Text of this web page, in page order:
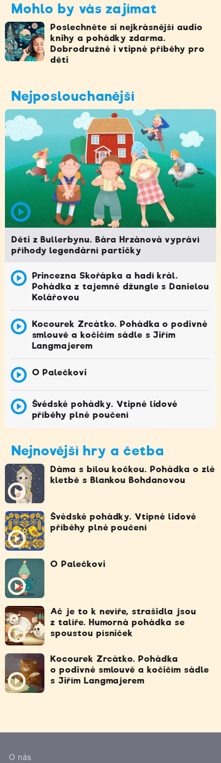
Mohlo by vás zajímat
Poslechněte si nejkrásnější audio
knihy a pohádky zdarma.
Dobrodružné i vtipné příběhy pro
děti
Nejposlouchanější
Děti z Bullerbynu. Bára Hrzánová vypráví
příhody legendární partičky
Princezna Skořápka a hadí král.
Pohádka z tajemné džungle s Danielou
Kolářovou
Kocourek Zrcátko. Pohádka o podivné
smlouvě a kočičím sádle s Jiřím
Langmajerem
O Palečkovi
Švédské pohádky. Vtipné lidové
příběhy plné poučení
Nejnovější hry a četba
Dáma s bílou kočkou. Pohádka o zlé
kletbě s Blankou Bohdanovou
Švédské pohádky. Vtipné lidové
příběhy plné poučení
O Palečkovi
Ač je to k nevíře, strašidla jsou
z talíře. Humorná pohádka se
spoustou písniček
Kocourek Zrcátko. Pohádka
o podivné smlouvě a kočičím sádle
s Jiřím Langmajerem
O nás